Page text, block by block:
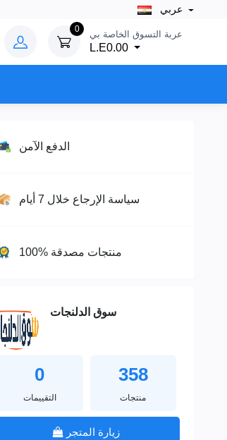
0 عربة التسوق الخاصة بي
L.E0.00
الدفع الآمن
سياسة الإرجاع خلال 7 أيام
100% منتجات مصدقة
سوق الدلنجات
0
التقييمات
358
منتجات
زيارة المتجر